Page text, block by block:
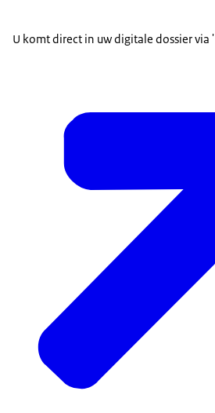
U komt direct in uw digitale dossier via '